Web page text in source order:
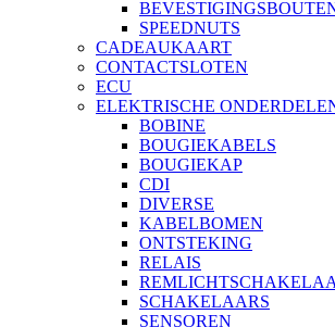
SPEEDNUTS
CADEAUKAART
CONTACTSLOTEN
ECU
ELEKTRISCHE
BOBINE
BOUGIEKABELS
BOUGIEKAP
CDI
DIVERSE
KABELBOMEN
ONTSTEKING
RELAIS
SCHAKELAARS
SENSOREN